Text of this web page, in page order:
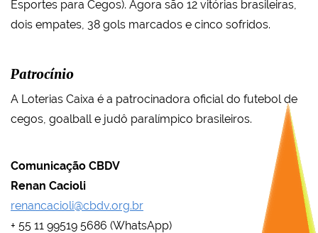
Esportes para Cegos). Agora são 12 vitórias brasileiras,
dois empates, 38 gols marcados e cinco sofridos.
Patrocínio
A Loterias Caixa é a patrocinadora oficial do futebol de
cegos, goalball e judô paralímpico brasileiros.
Comunicação CBDV
Renan Cacioli
renancacioli@cbdv.org.br
+ 55 11 99519 5686 (WhatsApp)